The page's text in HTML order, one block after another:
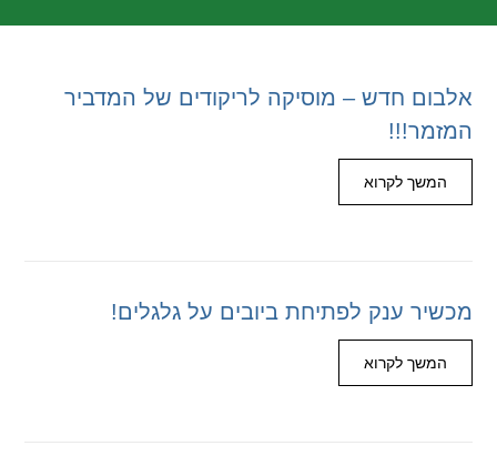
אלבום חדש – מוסיקה לריקודים של המדביר
המזמר!!!
המשך לקרוא
מכשיר ענק לפתיחת ביובים על גלגלים!
המשך לקרוא